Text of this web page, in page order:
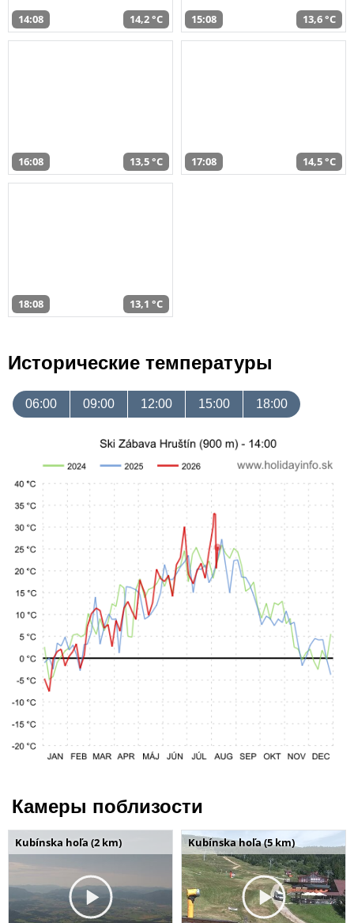
14:08 14,2 °C 15:08 13,6 °C
16:08 13,5 °C 17:08 14,5 °C
18:08 13,1 °C
Исторические температуры
06:00 09:00 12:00 15:00 18:00
Камеры поблизости
Kubínska hoľa (2 km) Kubínska hoľa (5 km)